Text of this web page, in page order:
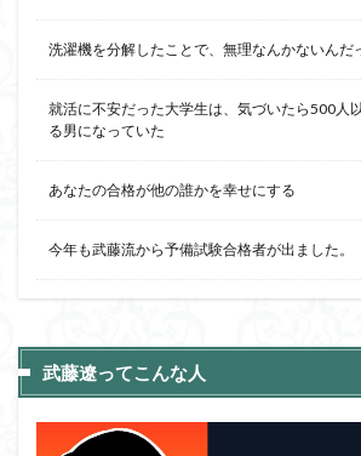
洗濯機を分解したことで、無理なんかないんだ
就活に不安だった大学生は、気づいたら500人
る男になっていた
あなたの合格が他の誰かを幸せにする
今年も武藤流から予備試験合格者が出ました。
武藤遼ってこんな人